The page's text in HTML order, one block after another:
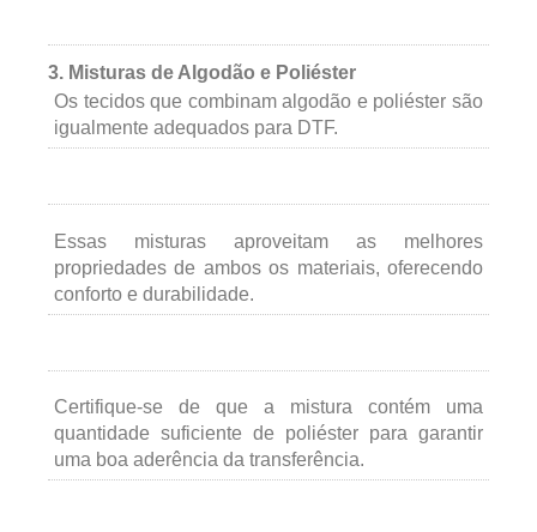
3. Misturas de Algodão e Poliéster
Os tecidos que combinam algodão e poliéster são
igualmente adequados para DTF.
Essas misturas aproveitam as melhores
propriedades de ambos os materiais, oferecendo
conforto e durabilidade.
Certifique-se de que a mistura contém uma
quantidade suficiente de poliéster para garantir
uma boa aderência da transferência.